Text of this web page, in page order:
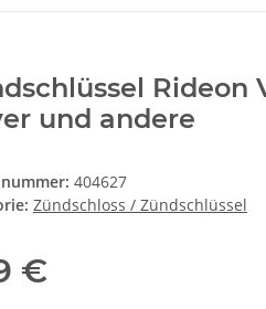
Rideon
und andere
404627
Zündschloss / Zündschlüssel
€